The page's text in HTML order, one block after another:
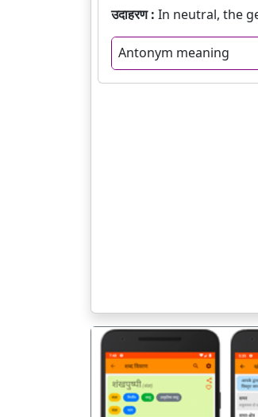
उदाहरण : In neutral, the
Antonym meaning